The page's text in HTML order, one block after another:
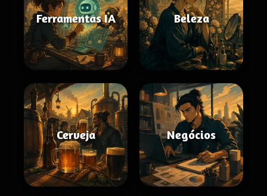
Ferramentas IA Beleza
Cerveja Negócios